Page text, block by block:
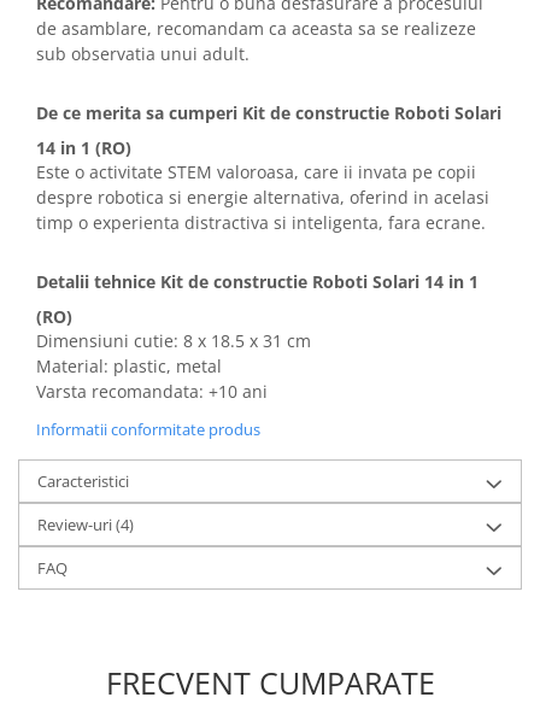
de asamblare, recomandam ca aceasta sa se realizeze
sub observatia unui adult.
De ce merita sa cumperi Kit de constructie Roboti Solari
14 in 1 (RO)
Este o activitate STEM valoroasa, care ii invata pe copii
despre robotica si energie alternativa, oferind in acelasi
timp o experienta distractiva si inteligenta, fara ecrane.
Detalii tehnice Kit de constructie Roboti Solari 14 in 1
(RO)
Dimensiuni cutie: 8 x 18.5 x 31 cm
Material: plastic, metal
Varsta recomandata: +10 ani
Informatii conformitate produs
Caracteristici
Review-uri(4)
FAQ
FRECVENT CUMPARATE